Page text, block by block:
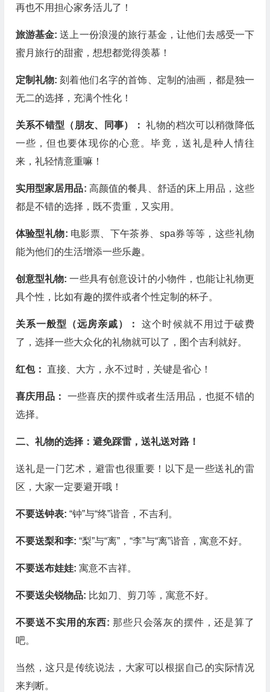
再也不用担心家务活儿了！
旅游基金:送上一份浪漫的旅行基金，让他们去感受一下
蜜月旅行的甜蜜，想想都觉得羡慕！
定制礼物:刻着他们名字的首饰、定制的油画，都是独一
无二的选择，充满个性化！
关系不错型（朋友、同事）：礼物的档次可以稍微降低
一些，但也要体现你的心意。毕竟，送礼是种人情往
来，礼轻情意重嘛！
实用型家居用品: 高颜值的餐具、舒适的床上用品，这些
都是不错的选择，既不贵重，又实用。
体验型礼物: 电影票、下午茶券、spa券等等，这些礼物
能为他们的生活增添一些乐趣。
创意型礼物:一些具有创意设计的小物件，也能让礼物更
具个性，比如有趣的摆件或者个性定制的杯子。
关系一般型（远房亲戚）：这个时候就不用过于破费
了，选择一些大众化的礼物就可以了，图个吉利就好。
红包： 直接、大方，永不过时，关键是省心！
喜庆用品： 一些喜庆的摆件或者生活用品，也挺不错的
选择。
二、礼物的选择：避免踩雷，送礼送对路！
送礼是一门艺术，避雷也很重要！以下是一些送礼的雷
区，大家一定要避开哦！
不要送钟表: “钟”与“终”谐音，不吉利。
不要送梨和李: “梨”与“离”，“李”与“离”谐音，寓意不好。
不要送布娃娃: 寓意不吉祥。
不要送尖锐物品: 比如刀、剪刀等，寓意不好。
不要送不实用的东西:那些只会落灰的摆件，还是算了
吧。
当然，这只是传统说法，大家可以根据自己的实际情况
来判断。